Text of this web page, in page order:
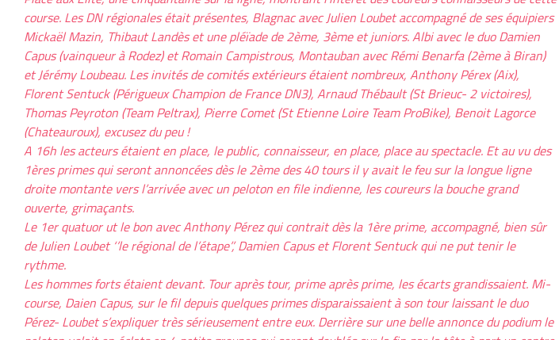
course. Les DN régionales était présentes, Blagnac avec Julien Loubet accompagné de ses équipiers
Mickaël Mazin, Thibaut Landès et une pléïade de 2ème, 3ème et juniors. Albi avec le duo Damien
Capus (vainqueur à Rodez) et Romain Campistrous, Montauban avec Rémi Benarfa (2ème à Biran)
et Jérémy Loubeau. Les invités de comités extérieurs étaient nombreux, Anthony Pérex (Aix),
Florent Sentuck (Périgueux Champion de France DN3), Arnaud Thébault (St Brieuc- 2 victoires),
Thomas Peyroton (Team Peltrax), Pierre Comet (St Etienne Loire Team ProBike), Benoit Lagorce
(Chateauroux), excusez du peu !
A 16h les acteurs étaient en place, le public, connaisseur, en place, place au spectacle. Et au vu des
1ères primes qui seront annoncées dès le 2ème des 40 tours il y avait le feu sur la longue ligne
droite montante vers l’arrivée avec un peloton en file indienne, les coureurs la bouche grand
ouverte, grimaçants.
Le 1er quatuor ut le bon avec Anthony Pérez qui contrait dès la 1ère prime, accompagné, bien sûr
de Julien Loubet ‘’le régional de l’étape’’, Damien Capus et Florent Sentuck qui ne put tenir le
rythme.
Les hommes forts étaient devant. Tour après tour, prime après prime, les écarts grandissaient. Mi-
course, Daien Capus, sur le fil depuis quelques primes disparaissaient à son tour laissant le duo
Pérez- Loubet s’expliquer très sérieusement entre eux. Derrière sur une belle annonce du podium le